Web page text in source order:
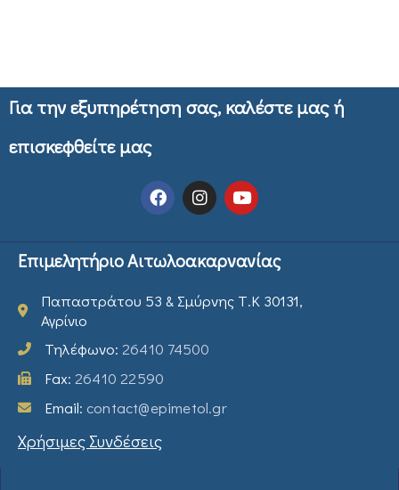
Για την εξυπηρέτηση σας, καλέστε μας ή
επισκεφθείτε μας
Επιμελητήριο Αιτωλοακαρνανίας
Παπαστράτου 53 & Σμύρνης Τ.Κ 30131,
Αγρίνιο
Τηλέφωνο: 26410 74500
Fax: 26410 22590
Email: contact@epimetol.gr
Χρήσιμες Συνδέσεις